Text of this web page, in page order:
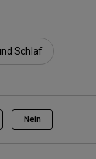
Schlaf
Nein